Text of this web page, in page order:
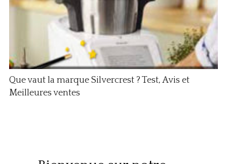
Que vaut la marque Silvercrest ? Test, Avis et
Meilleures ventes